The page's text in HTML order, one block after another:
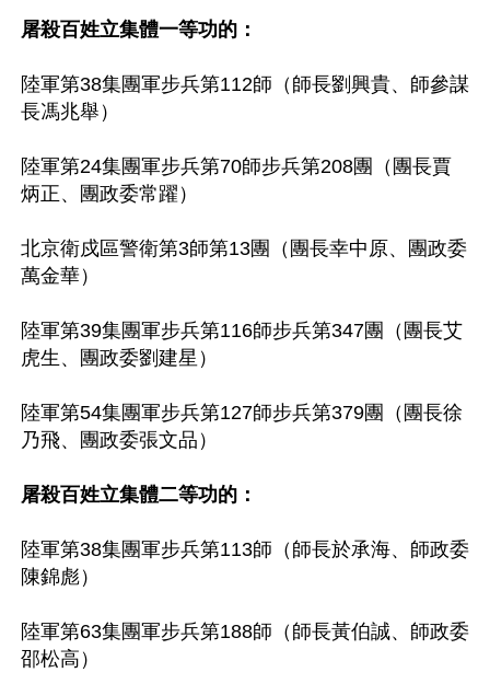
屠殺百姓立集體一等功的：
陸軍第38集團軍步兵第112師（師長劉興貴、師參謀
長馮兆舉）
陸軍第24集團軍步兵第70師步兵第208團（團長賈
炳正、團政委常躍）
北京衛戍區警衛第3師第13團（團長幸中原、團政委
萬金華）
陸軍第39集團軍步兵第116師步兵第347團（團長艾
虎生、團政委劉建星）
陸軍第54集團軍步兵第127師步兵第379團（團長徐
乃飛、團政委張文品）
屠殺百姓立集體二等功的：
陸軍第38集團軍步兵第113師（師長於承海、師政委
陳錦彪）
陸軍第63集團軍步兵第188師（師長黃伯誠、師政委
邵松高）